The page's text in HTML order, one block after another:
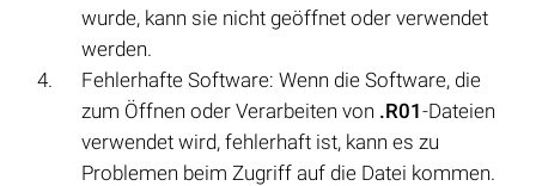
wurde, kann sie nicht geöffnet oder verwendet
werden.
Fehlerhafte Software: Wenn die Software, die
zum Öffnen oder Verarbeiten von .R01-Dateien
verwendet wird, fehlerhaft ist, kann es zu
Problemen beim Zugriff auf die Datei kommen.